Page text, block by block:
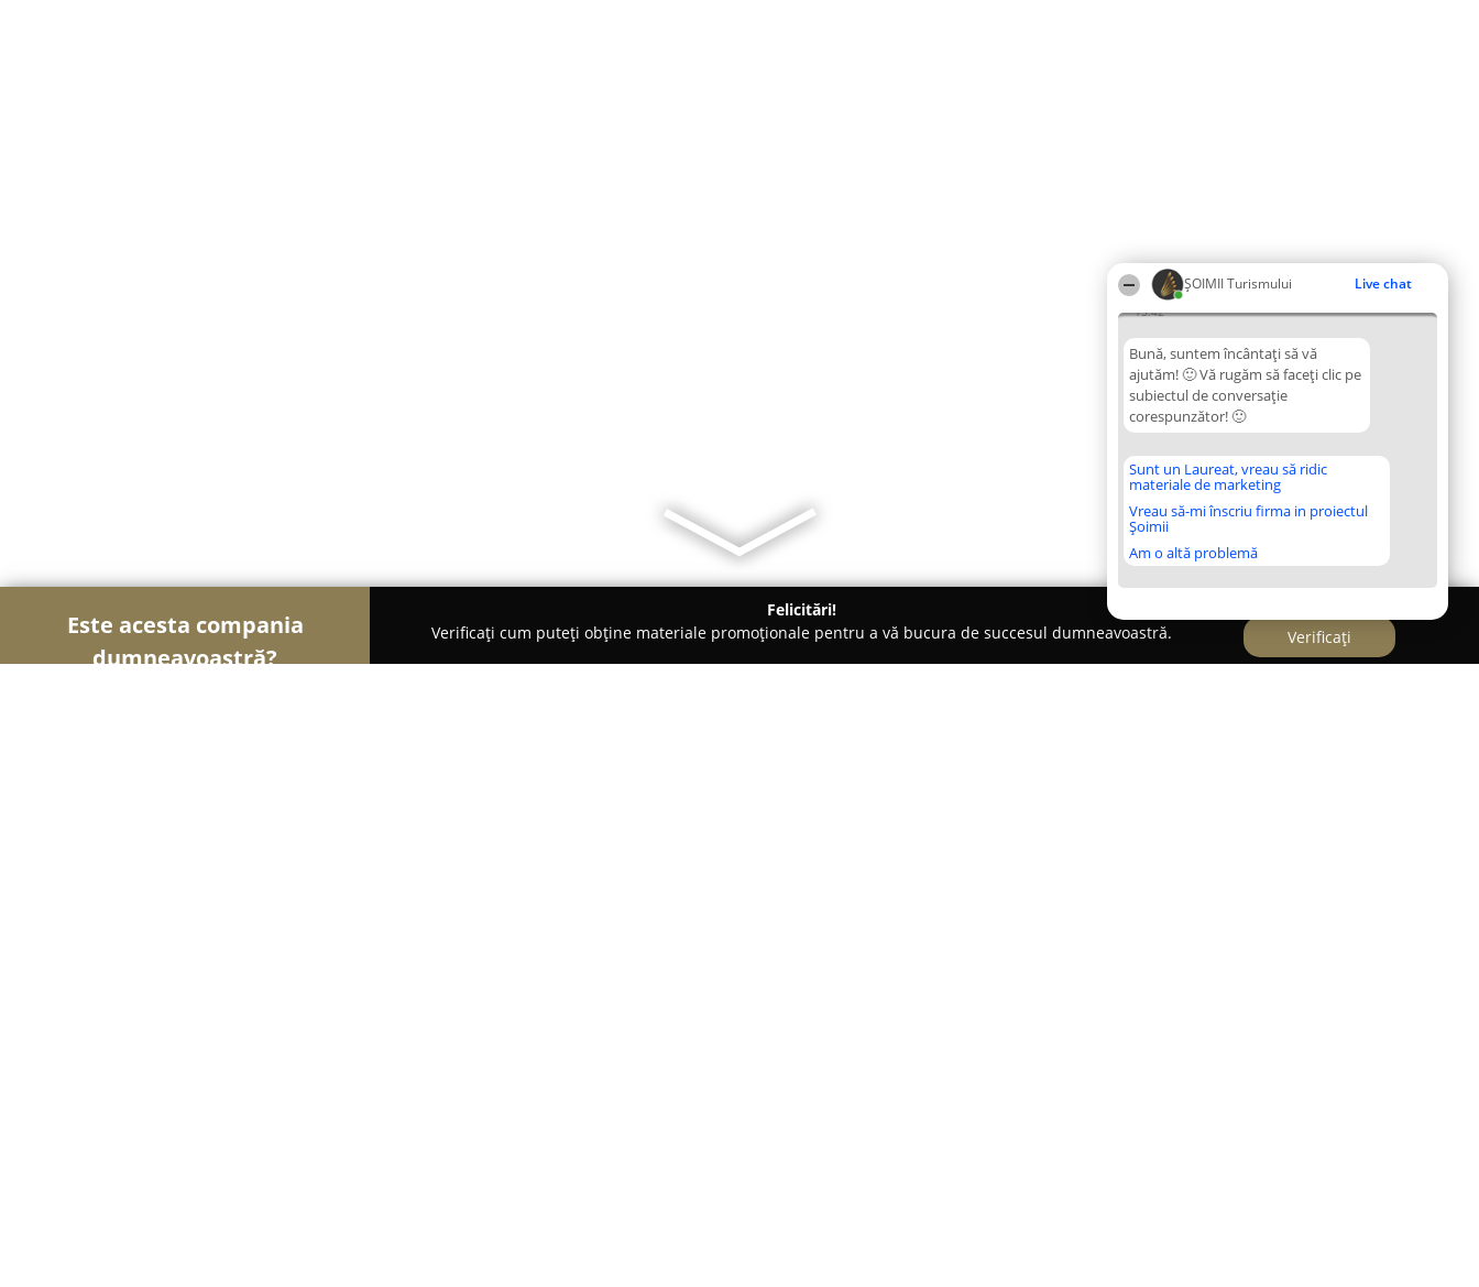
ȘOIMII Turismului Live chat
15:42
Bună, suntem încântați să vă
ajutăm! 🙂 Vă rugăm să faceți clic pe
subiectul de conversație
corespunzător! 🙂
Sunt un Laureat, vreau să ridic
materiale de marketing
Vreau să-mi înscriu firma in proiectul
Șoimii
Am o altă problemă
Este acesta compania
dumneavoastră?
Felicitări!
Verificați cum puteți obține materiale promoționale pentru a vă bucura de succesul dumneavoastră.
Verificați